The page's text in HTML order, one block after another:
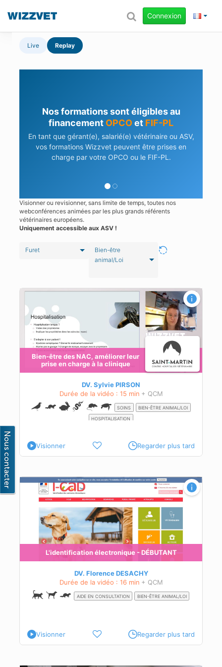
Connexion
Live Replay
Nos formations sont éligibles au
financement OPCOet FIF-PL
En tant que gérant(e), salarié(e) vétérinaire ou ASV,
vos formations Wizzvet peuvent être prises en
charge par votre OPCO ou le FIF-PL.
Visionner ou revisionner, sans limite de temps, toutes nos
webconférences animées par les plus grands référents
vétérinaires européens.
Uniquement accessible aux ASV !
Furet
Bien-être
animal/Loi
Bien-être des NAC, améliorer leur
prise en charge à la clinique
DV. Sylvie PIRSON
Durée de la vidéo : 15 min + QCM
SOINS
BIEN-ÊTRE ANIMAL/LOI
HOSPITALISATION
Visionner Regarder plus tard
L'identification électronique - DÉBUTANT
DV. Florence DESACHY
Durée de la vidéo : 16 min + QCM
AIDE EN CONSULTATION BIEN-ÊTRE ANIMAL/LOI
Visionner Regarder plus tard